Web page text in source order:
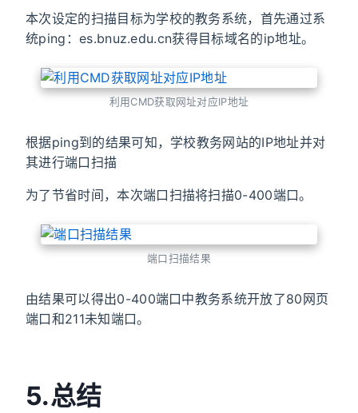
本次设定的扫描目标为学校的教务系统，首先通过系
统ping：es.bnuz.edu.cn获得目标域名的ip地址。
利用CMD获取网址对应IP地址
根据ping到的结果可知，学校教务网站的IP地址并对
其进行端口扫描
为了节省时间，本次端口扫描将扫描0-400端口。
端口扫描结果
由结果可以得出0-400端口中教务系统开放了80网页
端口和211未知端口。
5.总结